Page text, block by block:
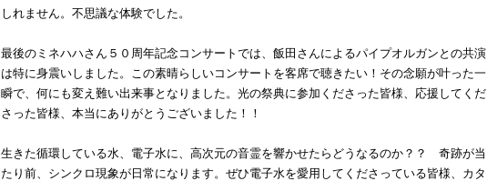
しれません。不思議な体験でした。
最後のミネハハさん５０周年記念コンサートでは、飯田さんによるパイプオルガンとの共演
は特に身震いしました。この素晴らしいコンサートを客席で聴きたい！その念願が叶った一
瞬で、何にも変え難い出来事となりました。光の祭典に参加くださった皆様、応援してくだ
さった皆様、本当にありがとうございました！！
生きた循環している水、電子水に、高次元の音霊を響かせたらどうなるのか？？ 奇跡が当
たり前、シンクロ現象が日常になります。ぜひ電子水を愛用してくださっている皆様、カタ